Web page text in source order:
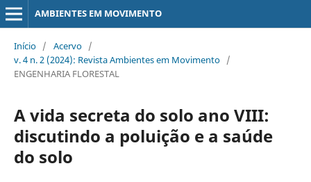
AMBIENTES EM MOVIMENTO
Início / Acervo /
v. 4 n. 2 (2024): Revista Ambientes em Movimento /
ENGENHARIA FLORESTAL
A vida secreta do solo ano VIII:
discutindo a poluição e a saúde
do solo